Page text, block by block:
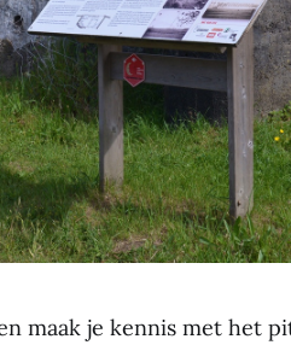
maak je kennis met het